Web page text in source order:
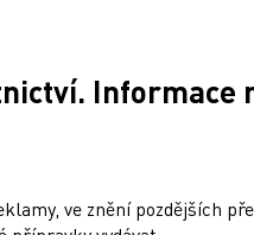
Informace
ve znění pozdějších